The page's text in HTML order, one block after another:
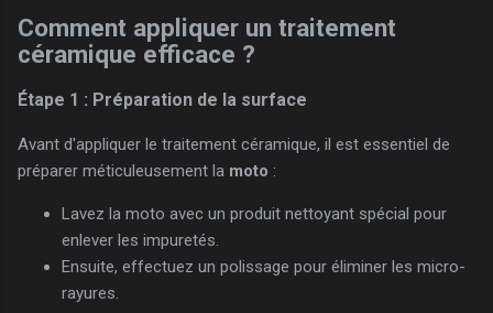
Comment appliquer un traitement
céramique efficace ?
Étape 1 : Préparation de la surface
Avant d'appliquer le traitement céramique, il est essentiel de
préparer méticuleusement la moto :
Lavez la moto avec un produit nettoyant spécial pour
enlever les impuretés.
Ensuite, effectuez un polissage pour éliminer les micro-
rayures.